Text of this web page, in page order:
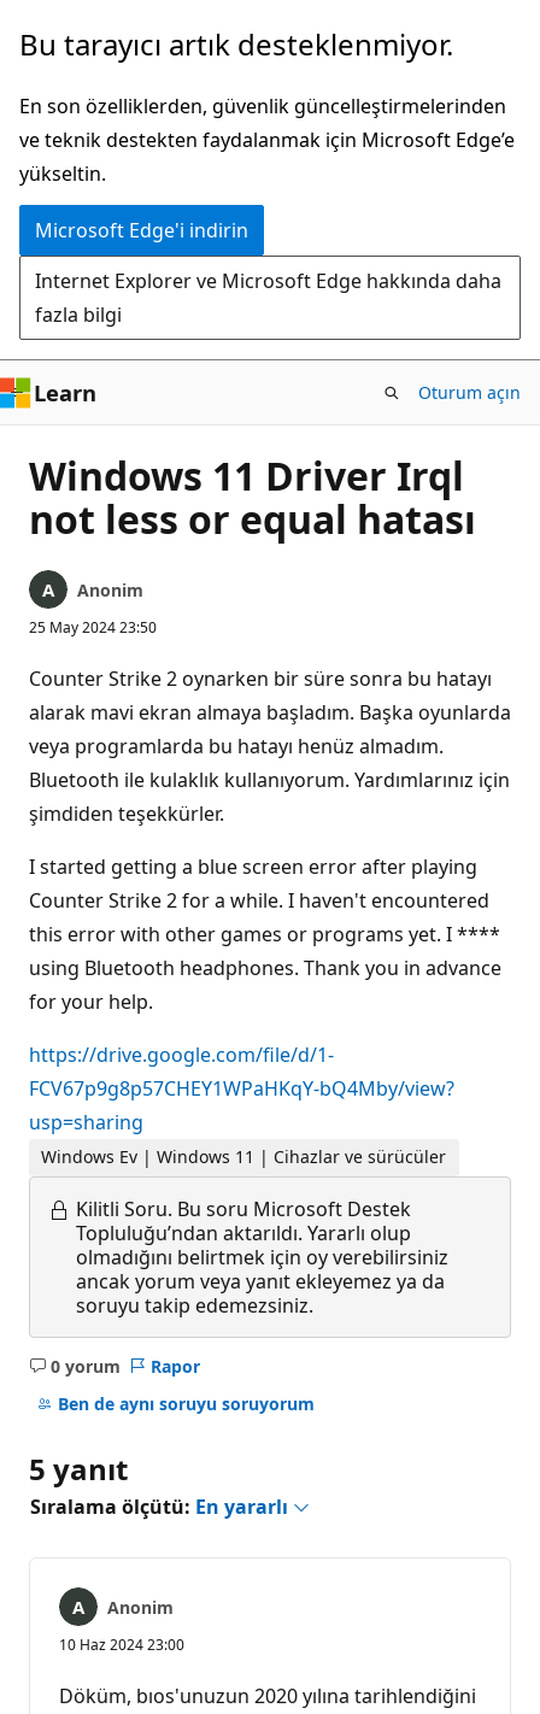
Ana
atla
Bu tarayıcı artık desteklenmiyor.
En son özelliklerden, güvenlik güncelleştirmelerinden
ve teknik destekten faydalanmak için Microsoft Edge’e
yükseltin.
Microsoft Edge'i indirin
Internet Explorer ve Microsoft Edge hakkında daha
fazla bilgi
Learn Oturum açın
Windows 11 Driver Irql
not less or equal hatası
Anonim
25 May 2024 23:50
Counter Strike 2 oynarken bir süre sonra bu hatayı
alarak mavi ekran almaya başladım. Başka oyunlarda
veya programlarda bu hatayı henüz almadım.
Bluetooth ile kulaklık kullanıyorum. Yardımlarınız için
şimdiden teşekkürler.
I started getting a blue screen error after playing
Counter Strike 2 for a while. I haven't encountered
this error with other games or programs yet. I ****
using Bluetooth headphones. Thank you in advance
for your help.
https://drive.google.com/file/d/1-
FCV67p9g8p57CHEY1WPaHKqY-bQ4Mby/view?
usp=sharing
Windows Ev | Windows 11 | Cihazlar ve sürücüler
Kilitli Soru. Bu soru Microsoft Destek
Topluluğu’ndan aktarıldı. Yararlı olup
olmadığını belirtmek için oy verebilirsiniz
ancak yorum veya yanıt ekleyemez ya da
soruyu takip edemezsiniz.
0 yorum
Açıklama
yok
Rapor
Ben de aynı soruyu soruyorum
5 yanıt
Sıralama ölçütü: En yararlı
Anonim
10 Haz 2024 23:00
Döküm, bıos'unuzun 2020 yılına tarihlendiğini